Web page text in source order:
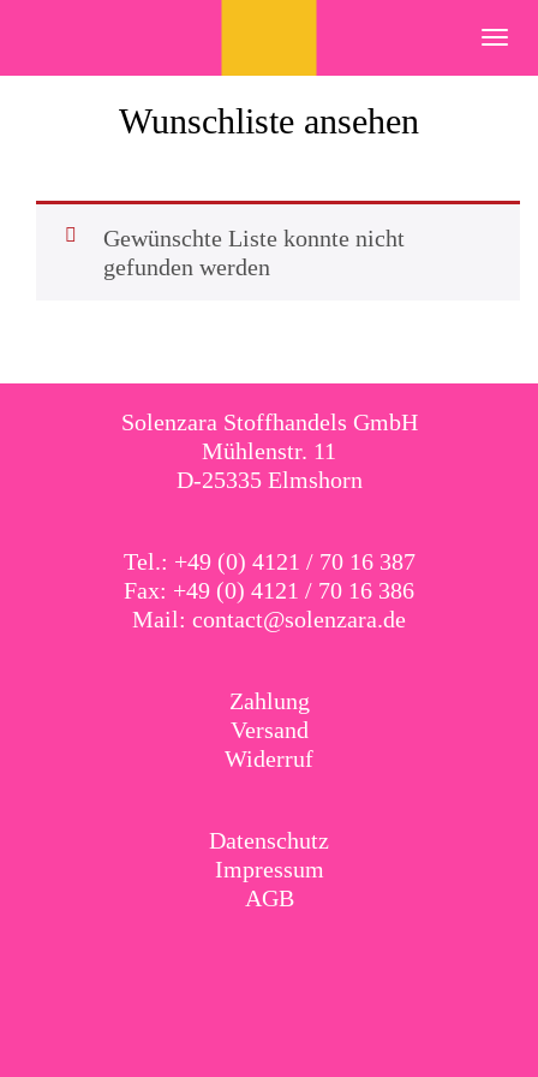
Wunschliste ansehen
Gewünschte Liste konnte nicht
gefunden werden
Solenzara Stoffhandels GmbH
Mühlenstr. 11
D-25335 Elmshorn
Tel.: +49 (0) 4121 / 70 16 387
Fax: +49 (0) 4121 / 70 16 386
Mail: contact@solenzara.de
Zahlung
Versand
Widerruf
Datenschutz
Impressum
AGB